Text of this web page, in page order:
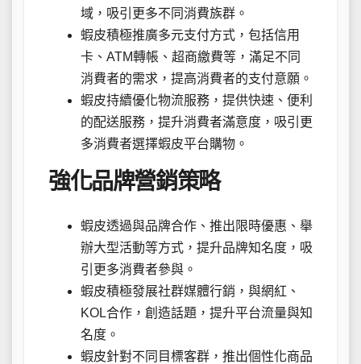
域，吸引更多不同消費族群。
蝦皮積極推廣多元支付方式，包括信用
卡、ATM轉帳、超商繳費等，滿足不同
消費者的需求，提高消費者的支付意願。
蝦皮持續優化物流服務，提供快速、便利
的配送服務，提升消費者滿意度，吸引更
多消費者選擇蝦皮平台購物。
強化品牌營銷策略
蝦皮透過與品牌合作、推出限時優惠、舉
辦大型活動等方式，提升品牌知名度，吸
引更多消費者參與。
蝦皮積極發展社群媒體行銷，與網紅、
KOL合作，創造話題，提升平台流量與知
名度。
蝦皮針對不同目標客群，推出個性化商品